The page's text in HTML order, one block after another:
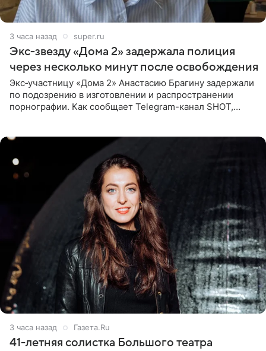
3 часа назад super.ru
Экс‑звезду «Дома 2» задержала полиция
через несколько минут после освобождения
Экс‑участницу «Дома 2» Анастасию Брагину задержали
по подозрению в изготовлении и распространении
порнографии. Как сообщает Telegram-канал SHOT,
3 часа назад Газета.Ru
41-летняя солистка Большого театра